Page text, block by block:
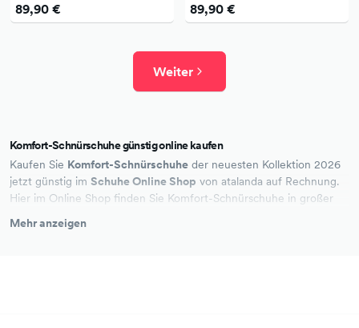
89,90 € 89,90 €
Weiter
Komfort-Schnürschuhe günstig online kaufen
Kaufen Sie Komfort-Schnürschuhe der neuesten Kollektion 2026
jetzt günstig im Schuhe Online Shop von atalanda auf Rechnung.
Hier im Online Shop finden Sie Komfort-Schnürschuhe in großer
unserer Schuhabteilung von atalanda führen wir auch viele weitere
Mehr anzeigen